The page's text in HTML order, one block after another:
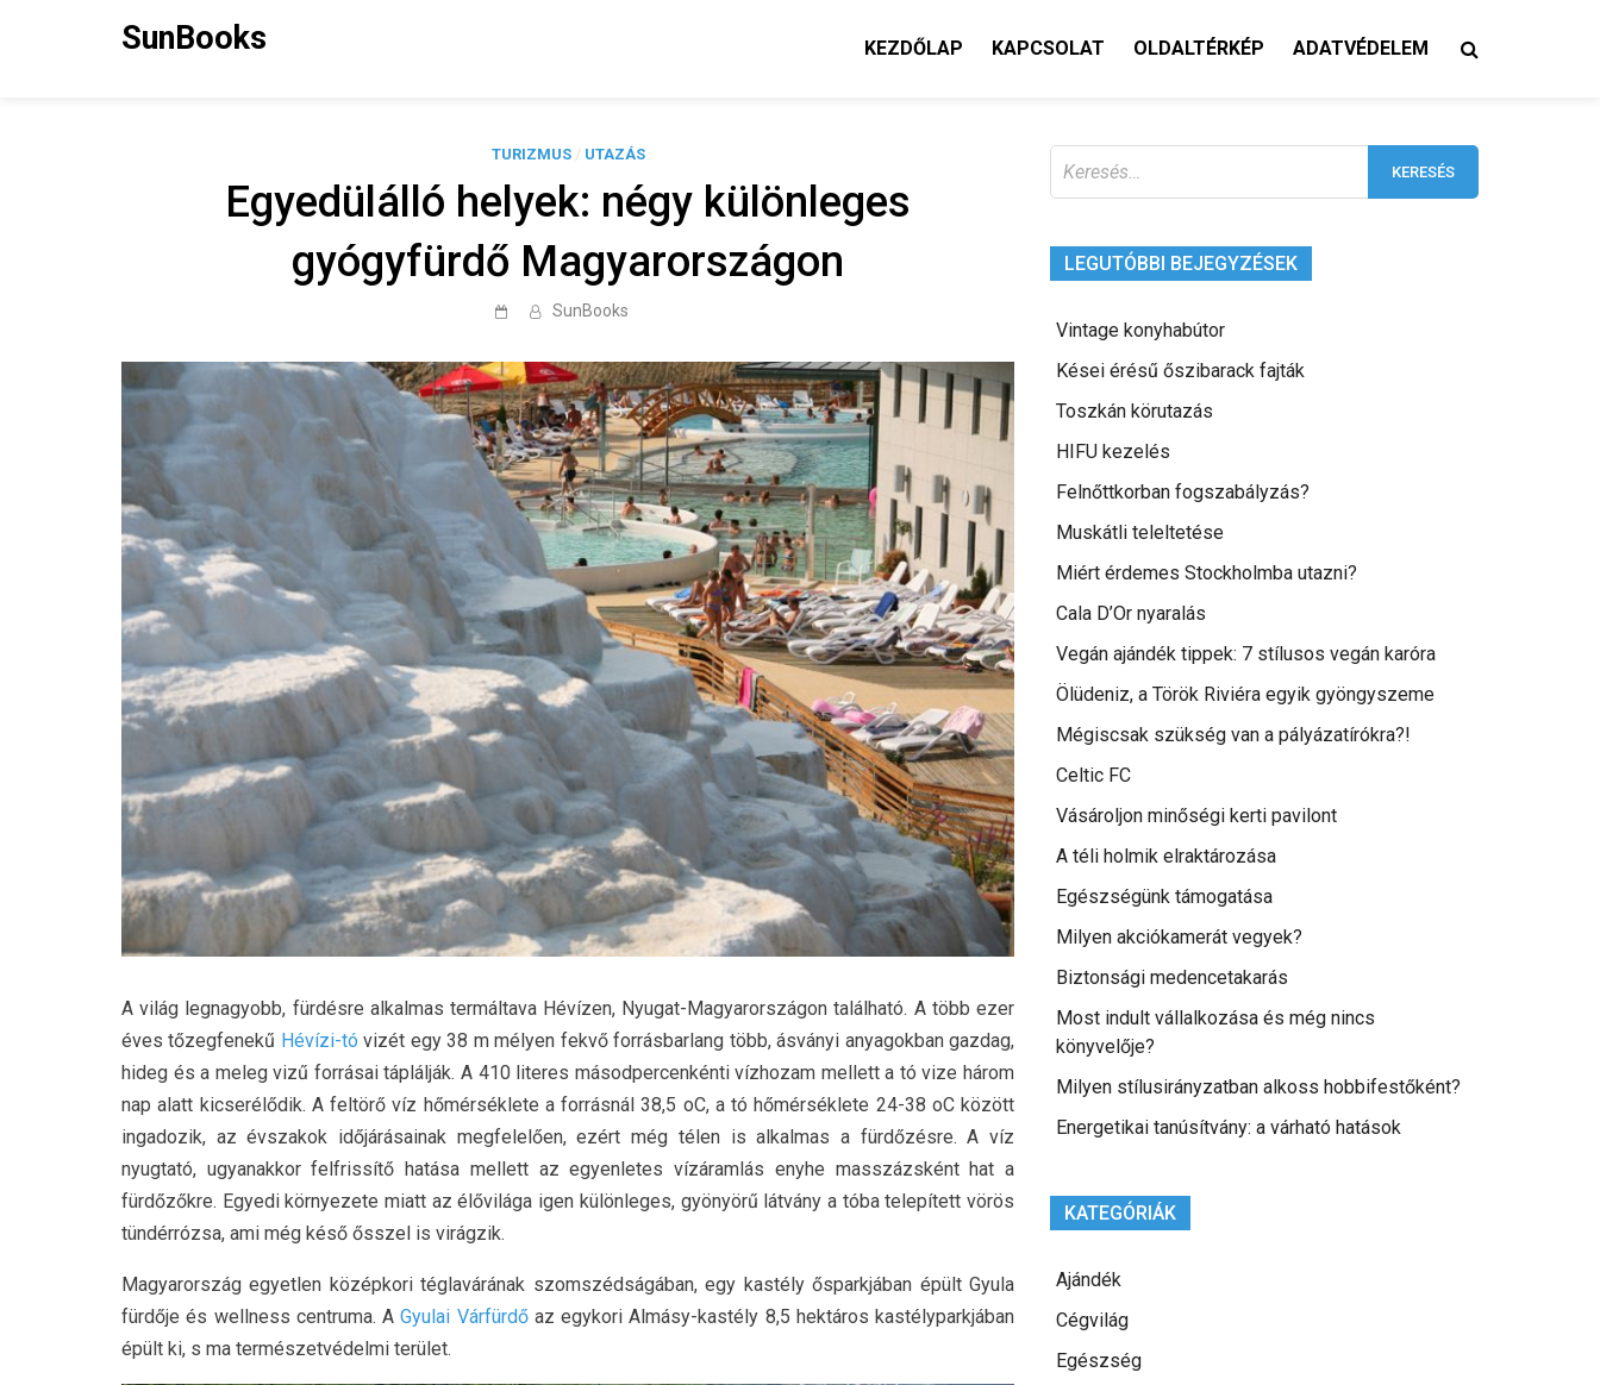
SunBooks KEZDŐLAP KAPCSOLAT OLDALTÉRKÉP ADATVÉDELEM
TURIZMUS/ UTAZÁS
Egyedülálló helyek: négy különleges
gyógyfürdő Magyarországon
SunBooks
A világ legnagyobb, fürdésre alkalmas termáltava Hévízen, Nyugat-Magyarországon található. A több ezer
éves tőzegfenekű Hévízi-tó vizét egy 38 m mélyen fekvő forrásbarlang több, ásványi anyagokban gazdag,
hideg és a meleg vizű forrásai táplálják. A 410 literes másodpercenkénti vízhozam mellett a tó vize három
nap alatt kicserélődik. A feltörő víz hőmérséklete a forrásnál 38,5 oC, a tó hőmérséklete 24-38 oC között
ingadozik, az évszakok időjárásainak megfelelően, ezért még télen is alkalmas a fürdőzésre. A víz
nyugtató, ugyanakkor felfrissítő hatása mellett az egyenletes vízáramlás enyhe masszázsként hat a
fürdőzőkre. Egyedi környezete miatt az élővilága igen különleges, gyönyörű látvány a tóba telepített vörös
tündérrózsa, ami még késő ősszel is virágzik.
Magyarország egyetlen középkori téglavárának szomszédságában, egy kastély ősparkjában épült Gyula
fürdője és wellness centruma. AGyulai Várfürdőaz egykori Almásy-kastély 8,5 hektáros kastélyparkjában
épült ki, s ma természetvédelmi terület.
LEGUTÓBBI BEJEGYZÉSEK
Vintage konyhabútor
Kései érésű őszibarack fajták
Toszkán körutazás
HIFU kezelés
Felnőttkorban fogszabályzás?
Muskátli teleltetése
Miért érdemes Stockholmba utazni?
Cala D’Or nyaralás
Vegán ajándék tippek: 7 stílusos vegán karóra
Ölüdeniz, a Török Riviéra egyik gyöngyszeme
Mégiscsak szükség van a pályázatírókra?!
Celtic FC
Vásároljon minőségi kerti pavilont
A téli holmik elraktározása
Egészségünk támogatása
Milyen akciókamerát vegyek?
Biztonsági medencetakarás
Most indult vállalkozása és még nincs
könyvelője?
Milyen stílusirányzatban alkoss hobbifestőként?
Energetikai tanúsítvány: a várható hatások
KATEGÓRIÁK
Ajándék
Cégvilág
Egészség